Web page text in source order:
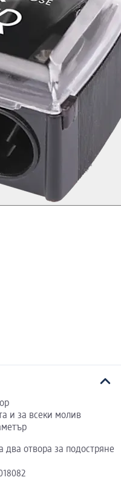
и за всеки молив
отвора за подостряне